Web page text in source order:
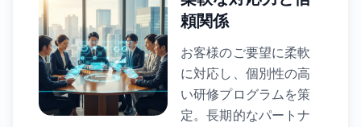
頼関係
お客様のご要望に柔軟
に対応し、個別性の高
い研修プログラムを策
定。長期的なパートナ